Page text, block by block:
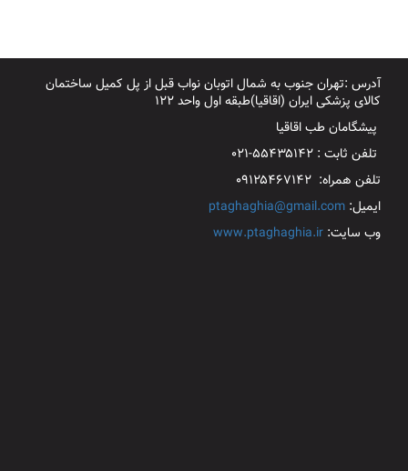
آدرس :تهران جنوب به شمال اتوبان نواب قبل از پل کمیل ساختمان
کالای پزشکی ایران (اقاقیا)طبقه اول واحد ۱۲۲
پیشگامان طب اقاقیا
تلفن ثابت : ۵۵۴۳۵۱۴۲-۰۲۱
تلفن همراه: ۰۹۱۲۵۴۶۷۱۴۲
ایمیل: ptaghaghia@gmail.com
وب سایت: www.ptaghaghia.ir